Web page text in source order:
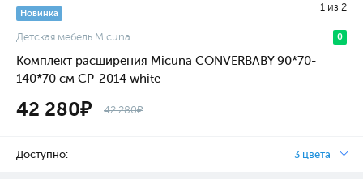
Новинка
1 из 2
Детская мебель Micuna 0
Комплект расширения Micuna CONVERBABY 90*70-
140*70 см CP-2014 white
42 280₽ 42 280₽
Доступно: 3 цвета